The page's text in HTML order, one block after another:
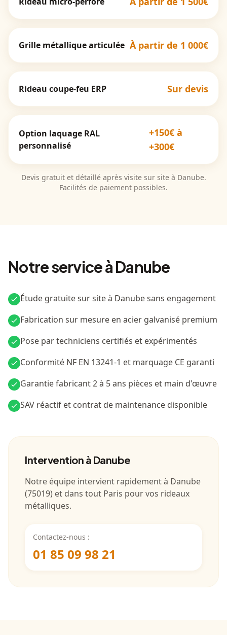
Grille métallique articulée À partir de 1 000€
Rideau coupe-feu ERP Sur devis
Option laquage RAL
personnalisé
+150€ à
+300€
Devis gratuit et détaillé après visite sur site à Danube.
Facilités de paiement possibles.
Notre service à Danube
Étude gratuite sur site à Danube sans engagement
Fabrication sur mesure en acier galvanisé premium
Pose par techniciens certifiés et expérimentés
Conformité NF EN 13241-1 et marquage CE garanti
Garantie fabricant 2 à 5 ans pièces et main d'œuvre
SAV réactif et contrat de maintenance disponible
Intervention à Danube
Notre équipe intervient rapidement à Danube
(75019) et dans tout Paris pour vos rideaux
métalliques.
Contactez-nous :
01 85 09 98 21